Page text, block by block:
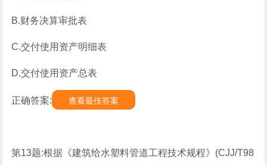
B.财务决算审批表
C.交付使用资产明细表
D.交付使用资产总表
正确答案: 查看最佳答案
第13题:根据《建筑给水塑料管道工程技术规程》(CJJ/T98